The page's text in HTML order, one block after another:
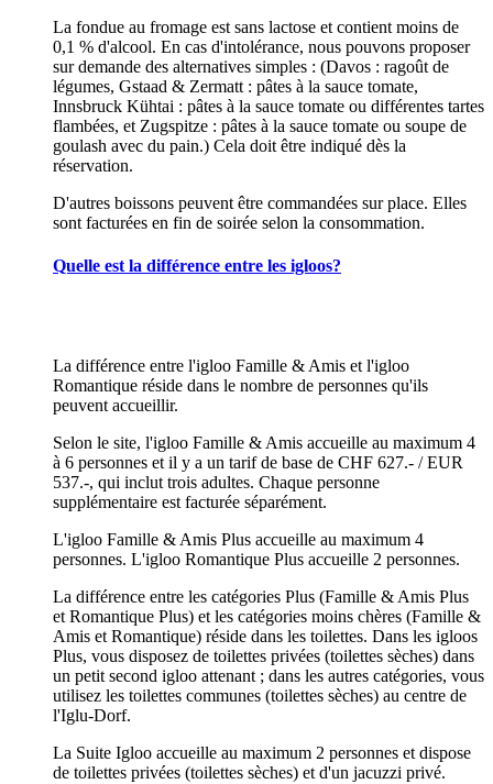
La fondue au fromage est sans lactose et contient moins de
0,1 % d'alcool. En cas d'intolérance, nous pouvons proposer
sur demande des alternatives simples : (Davos : ragoût de
légumes, Gstaad & Zermatt : pâtes à la sauce tomate,
Innsbruck Kühtai : pâtes à la sauce tomate ou différentes tartes
flambées, et Zugspitze : pâtes à la sauce tomate ou soupe de
goulash avec du pain.) Cela doit être indiqué dès la
réservation.
D'autres boissons peuvent être commandées sur place. Elles
sont facturées en fin de soirée selon la consommation.
Quelle est la différence entre les igloos?
La différence entre l'igloo Famille & Amis et l'igloo
Romantique réside dans le nombre de personnes qu'ils
peuvent accueillir.
Selon le site, l'igloo Famille & Amis accueille au maximum 4
à 6 personnes et il y a un tarif de base de CHF 627.- / EUR
537.-, qui inclut trois adultes. Chaque personne
supplémentaire est facturée séparément.
L'igloo Famille & Amis Plus accueille au maximum 4
personnes. L'igloo Romantique Plus accueille 2 personnes.
La différence entre les catégories Plus (Famille & Amis Plus
et Romantique Plus) et les catégories moins chères (Famille &
Amis et Romantique) réside dans les toilettes. Dans les igloos
Plus, vous disposez de toilettes privées (toilettes sèches) dans
un petit second igloo attenant ; dans les autres catégories, vous
utilisez les toilettes communes (toilettes sèches) au centre de
l'Iglu-Dorf.
La Suite Igloo accueille au maximum 2 personnes et dispose
de toilettes privées (toilettes sèches) et d'un jacuzzi privé.